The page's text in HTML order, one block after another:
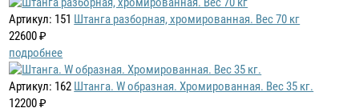
Артикул: 151 Штанга разборная, хромированная. Вес 70 кг
22600 ₽
подробнее
Артикул: 162 Штанга. W образная. Хромированная. Вес 35 кг.
12200 ₽